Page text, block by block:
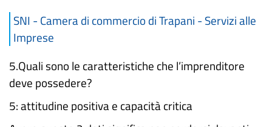
SNI - Camera di commercio di Trapani - Servizi alle
Imprese
5.Quali sono le caratteristiche che l’imprenditore
deve possedere?
5: attitudine positiva e capacità critica